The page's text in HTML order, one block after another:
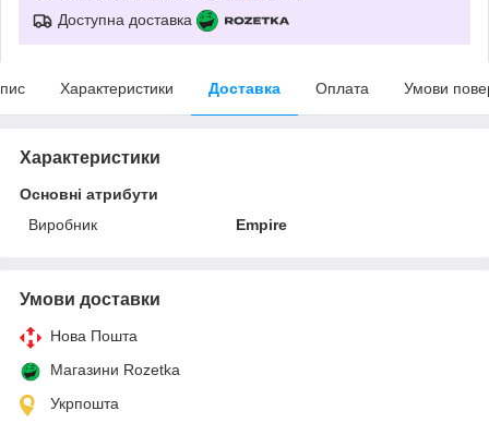
Доступна доставка
Характеристики Доставка Оплата Умови
Характеристики
Основні атрибути
Виробник
Empire
Умови доставки
Нова Пошта
Магазини Rozetka
Укрпошта